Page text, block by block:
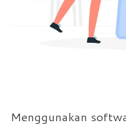
Menggunakan